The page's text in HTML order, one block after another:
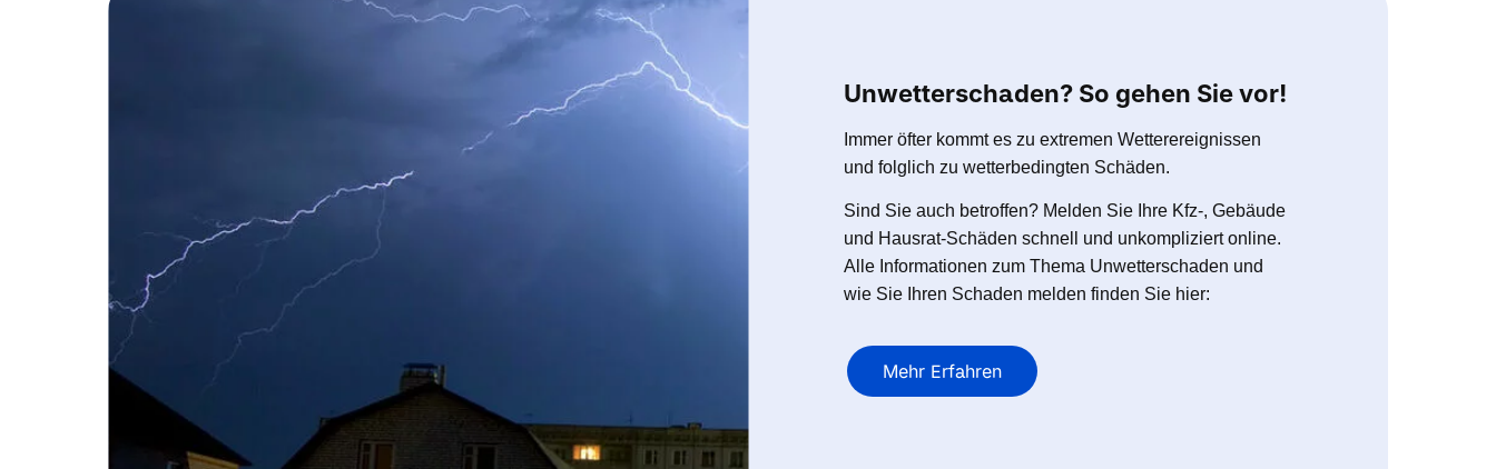
Unwetterschaden? So gehen Sie vor!
Immer öfter kommt es zu extremen Wetterereignissen
und folglich zu wetterbedingten Schäden.
Sind Sie auch betroffen? Melden Sie Ihre Kfz-, Gebäude
und Hausrat-Schäden schnell und unkompliziert online.
Alle Informationen zum Thema Unwetterschaden und
wie Sie Ihren Schaden melden finden Sie hier:
Mehr Erfahren